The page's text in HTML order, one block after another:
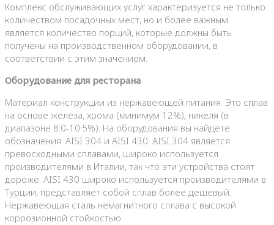
Комплекс обслуживающих услуг характеризуется не только
количеством посадочных мест, но и более важным
является количество порций, которые должны быть
получены на производственном оборудовании, в
соответствии с этим значением.
Оборудование для ресторана
Материал конструкции из нержавеющей питания. Это сплав
на основе железа, хрома (минимум 12%), никеля (в
диапазоне 8.0-10.5%). На оборудования вы найдете
обозначения: AISI 304 и AISI 430. AISI 304 является
превосходными сплавами, широко используется
производителями в Италии, так что эти устройства стоят
дороже. AISI 430 широко используется производителями в
Турции, представляет собой сплав более дешевый.
Нержавеющая сталь немагнитного сплава с высокой
коррозионной стойкостью.